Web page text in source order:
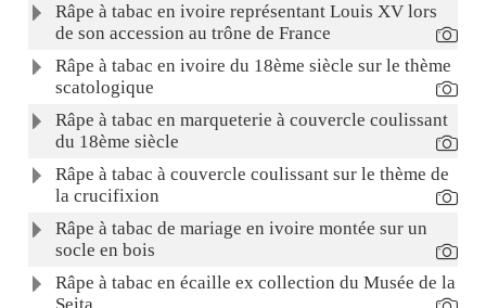
Râpe à tabac en ivoire représentant Louis XV lors
de son accession au trône de France
Râpe à tabac en ivoire du 18ème siècle sur le thème
scatologique
Râpe à tabac en marqueterie à couvercle coulissant
du 18ème siècle
Râpe à tabac à couvercle coulissant sur le thème de
la crucifixion
Râpe à tabac de mariage en ivoire montée sur un
socle en bois
Râpe à tabac en écaille ex collection du Musée de la